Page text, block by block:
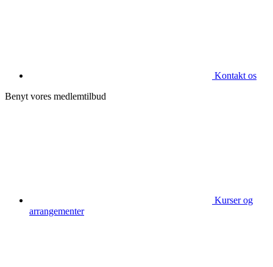
Kontakt os
Benyt vores medlemtilbud
Kurser og
arrangementer